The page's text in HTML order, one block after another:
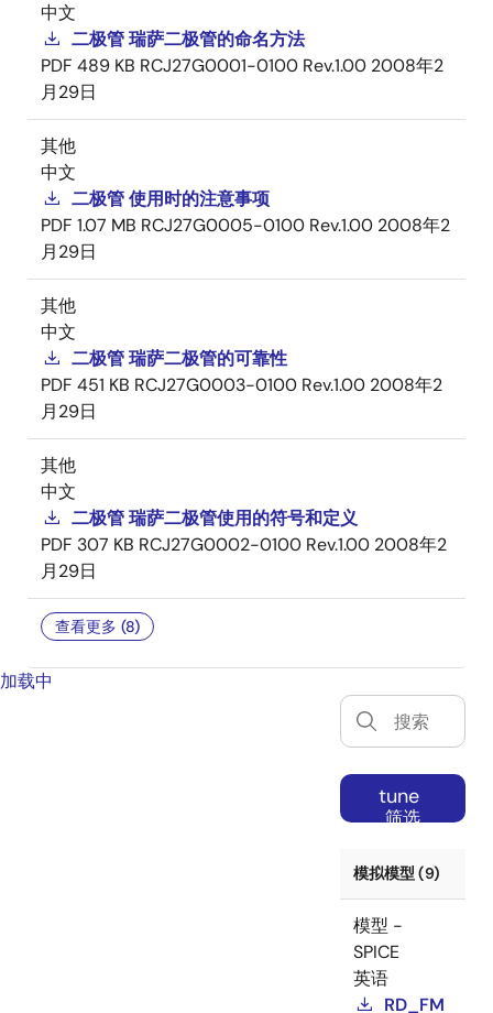
中文
二极管 瑞萨二极管的命名方法
PDF 489 KB RCJ27G0001-0100 Rev.1.00 2008年2
月29日
其他
中文
二极管 使用时的注意事项
PDF 1.07 MB RCJ27G0005-0100 Rev.1.00 2008年2
月29日
其他
中文
二极管 瑞萨二极管的可靠性
PDF 451 KB RCJ27G0003-0100 Rev.1.00 2008年2
月29日
其他
中文
二极管 瑞萨二极管使用的符号和定义
PDF 307 KB RCJ27G0002-0100 Rev.1.00 2008年2
月29日
查看更多 (8)
加载中
tune
筛选
模拟模型 (9)
模型 -
SPICE
英语
RD_FM